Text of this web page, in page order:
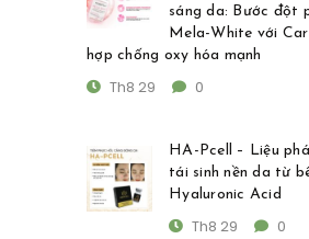
sáng da: Bước đột
Mela-White với
hợp chống oxy hóa mạnh
Th8 29 0
HA-Pcell – Liệu
tái sinh nền da từ
Hyaluronic Acid
Th8 29 0